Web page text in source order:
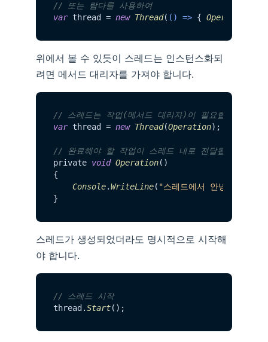
// 또는 람다를 사용하여
var thread = new Thread( () => { Operation
위에서 볼 수 있듯이 스레드는 인스턴스화되
려면 메서드 대리자를 가져야 합니다.
// 스레드는 작업(메서드 대리자)이 필요합니다
var thread = new Thread(Operation);
// 완료해야 할 작업이 스레드 내로 전달됩니다
private void Operation()
{
Console.WriteLine( "스레드에서 안녕하세요"
스레드가 생성되었더라도 명시적으로 시작해
야 합니다.
// 스레드 시작
thread.Start